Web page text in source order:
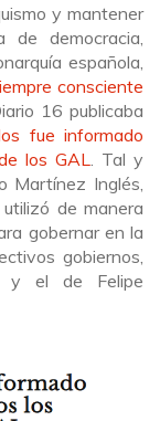
y mantener
democracia,
española,
consciente
16 publicaba
fue informado
los GAL
. Tal y
Martínez Inglés,
de manera
gobernar en la
gobiernos,
y el de Felipe